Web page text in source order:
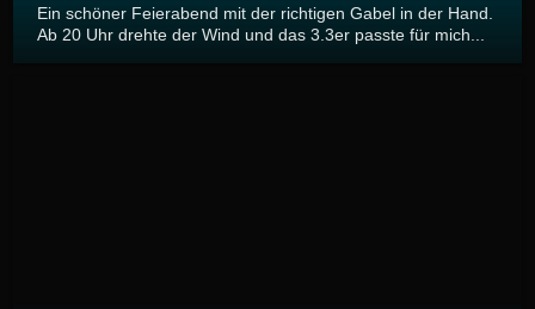
Ein schöner Feierabend mit der richtigen Gabel in der Hand.
Ab 20 Uhr drehte der Wind und das 3.3er passte für mich...